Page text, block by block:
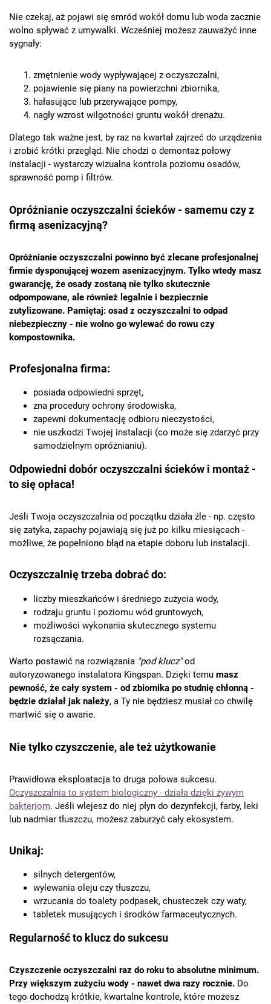
Nie czekaj, aż pojawi się smród wokół domu lub woda zacznie
wolno spływać z umywalki. Wcześniej możesz zauważyć inne
sygnały:
zmętnienie wody wypływającej z oczyszczalni,
pojawienie się piany na powierzchni zbiornika,
hałasujące lub przerywające pompy,
nagły wzrost wilgotności gruntu wokół drenażu.
Dlatego tak ważne jest, by raz na kwartał zajrzeć do urządzenia
i zrobić krótki przegląd. Nie chodzi o demontaż połowy
instalacji - wystarczy wizualna kontrola poziomu osadów,
sprawność pomp i filtrów.
Opróżnianie oczyszczalni ścieków - samemu czy z
firmą asenizacyjną?
Opróżnianie oczyszczalni powinno być zlecane profesjonalnej
firmie dysponującej wozem asenizacyjnym. Tylko wtedy masz
gwarancję, że osady zostaną nie tylko skutecznie
odpompowane, ale również legalnie i bezpiecznie
zutylizowane. Pamiętaj: osad z oczyszczalni to odpad
niebezpieczny - nie wolno go wylewać do rowu czy
kompostownika.
Profesjonalna firma:
posiada odpowiedni sprzęt,
zna procedury ochrony środowiska,
zapewni dokumentację odbioru nieczystości,
nie uszkodzi Twojej instalacji (co może się zdarzyć przy
samodzielnym opróżnianiu).
Odpowiedni dobór oczyszczalni ścieków i montaż -
to się opłaca!
Jeśli Twoja oczyszczalnia od początku działa źle - np. często
się zatyka, zapachy pojawiają się już po kilku miesiącach -
możliwe, że popełniono błąd na etapie doboru lub instalacji.
Oczyszczalnię trzeba dobrać do:
liczby mieszkańców i średniego zużycia wody,
rodzaju gruntu i poziomu wód gruntowych,
możliwości wykonania skutecznego systemu
rozsączania.
Warto postawić na rozwiązania "pod klucz"od
autoryzowanego instalatora Kingspan. Dzięki temu masz
pewność, że cały system - od zbiornika po studnię chłonną -
będzie działał jak należy, a Ty nie będziesz musiał co chwilę
martwić się o awarie.
Nie tylko czyszczenie, ale też użytkowanie
Prawidłowa eksploatacja to druga połowa sukcesu.
Oczyszczalnia to system biologiczny - działa dzięki żywym
bakteriom. Jeśli wlejesz do niej płyn do dezynfekcji, farby, leki
lub nadmiar tłuszczu, możesz zaburzyć cały ekosystem.
Unikaj:
silnych detergentów,
wylewania oleju czy tłuszczu,
wrzucania do toalety podpasek, chusteczek czy waty,
tabletek musujących i środków farmaceutycznych.
Regularność to klucz do sukcesu
Czyszczenie oczyszczalni raz do roku to absolutne minimum.
Przy większym zużyciu wody - nawet dwa razy rocznie. Do
tego dochodzą krótkie, kwartalne kontrole, które możesz